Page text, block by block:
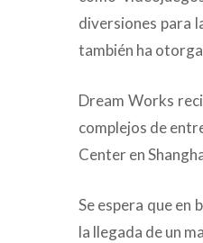
diversiones para
también ha
Dream Works
complejos de
Center en
Se espera que en
la llegada de un